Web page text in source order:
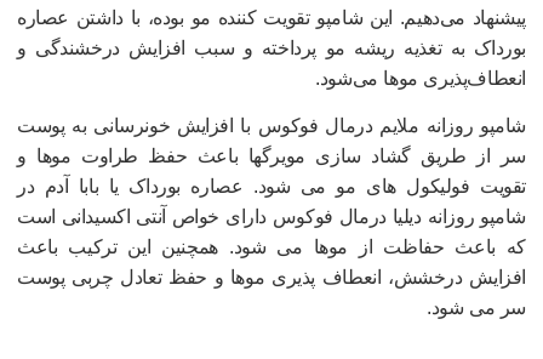
می‌دهیم. این شامپو تقویت کننده مو بوده، با داشتن عصاره
به تغذیه ریشه مو پرداخته و سبب افزایش درخشندگی و
موها می‌شود.
روزانه ملایم درمال فوکوس با افزایش خونرسانی به پوست
از طریق گشاد سازی مویرگها باعث حفظ طراوت موها و
فولیکول های مو می شود. عصاره بورداک یا بابا آدم در
روزانه دیلیا درمال فوکوس دارای خواص آنتی اکسیدانی است
باعث حفاظت از موها می شود. همچنین این ترکیب باعث
درخشش، انعطاف پذیری موها و حفظ تعادل چربی پوست
می شود.